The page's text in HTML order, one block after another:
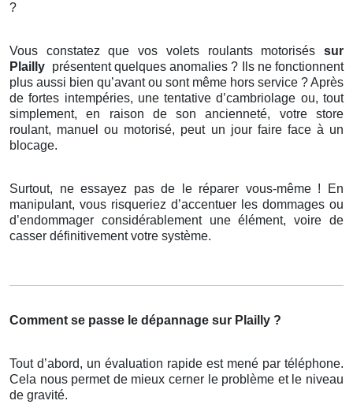
?
Vous constatez que vos volets roulants motorisés sur
Plailly présentent quelques anomalies ? Ils ne fonctionnent
plus aussi bien qu’avant ou sont même hors service ? Après
de fortes intempéries, une tentative d’cambriolage ou, tout
simplement, en raison de son ancienneté, votre store
roulant, manuel ou motorisé, peut un jour faire face à un
blocage.
Surtout, ne essayez pas de le réparer vous-même ! En
manipulant, vous risqueriez d’accentuer les dommages ou
d’endommager considérablement une élément, voire de
casser définitivement votre système.
Comment se passe le dépannage sur Plailly ?
Tout d’abord, un évaluation rapide est mené par téléphone.
Cela nous permet de mieux cerner le problème et le niveau
de gravité.